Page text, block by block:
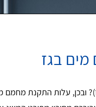
בגז
ובכן, עלות התקנת